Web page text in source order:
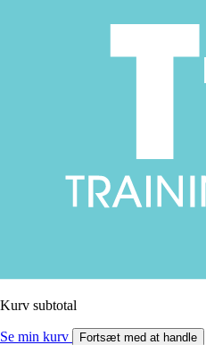
Kurv subtotal
Se min kurv Fortsæt med at handle